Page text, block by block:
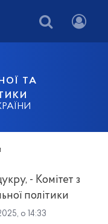
ТА
- Комітет з
політики
о 14:33